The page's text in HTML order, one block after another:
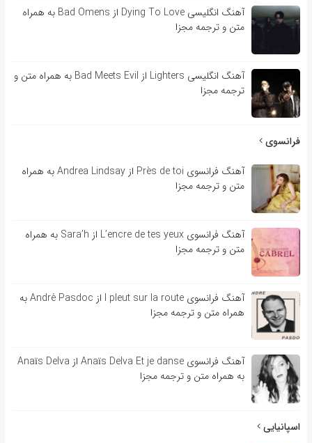
آهنگ انگلیسی Dying To Love از Bad Omens به همراه
متن و ترجمه مجزا
آهنگ انگلیسی Lighters از Bad Meets Evil به همراه متن و
ترجمه مجزا
فرانسوی
آهنگ فرانسوی Près de toi از Andrea Lindsay به همراه
متن و ترجمه مجزا
آهنگ فرانسوی L’encre de tes yeux از Sara’h به همراه
متن و ترجمه مجزا
آهنگ فرانسوی l pleut sur la route از André Pasdoc به
همراه متن و ترجمه مجزا
آهنگ فرانسوی Anaïs Delva Et je danse از Anaïs Delva
به همراه متن و ترجمه مجزا
اسپانیایی